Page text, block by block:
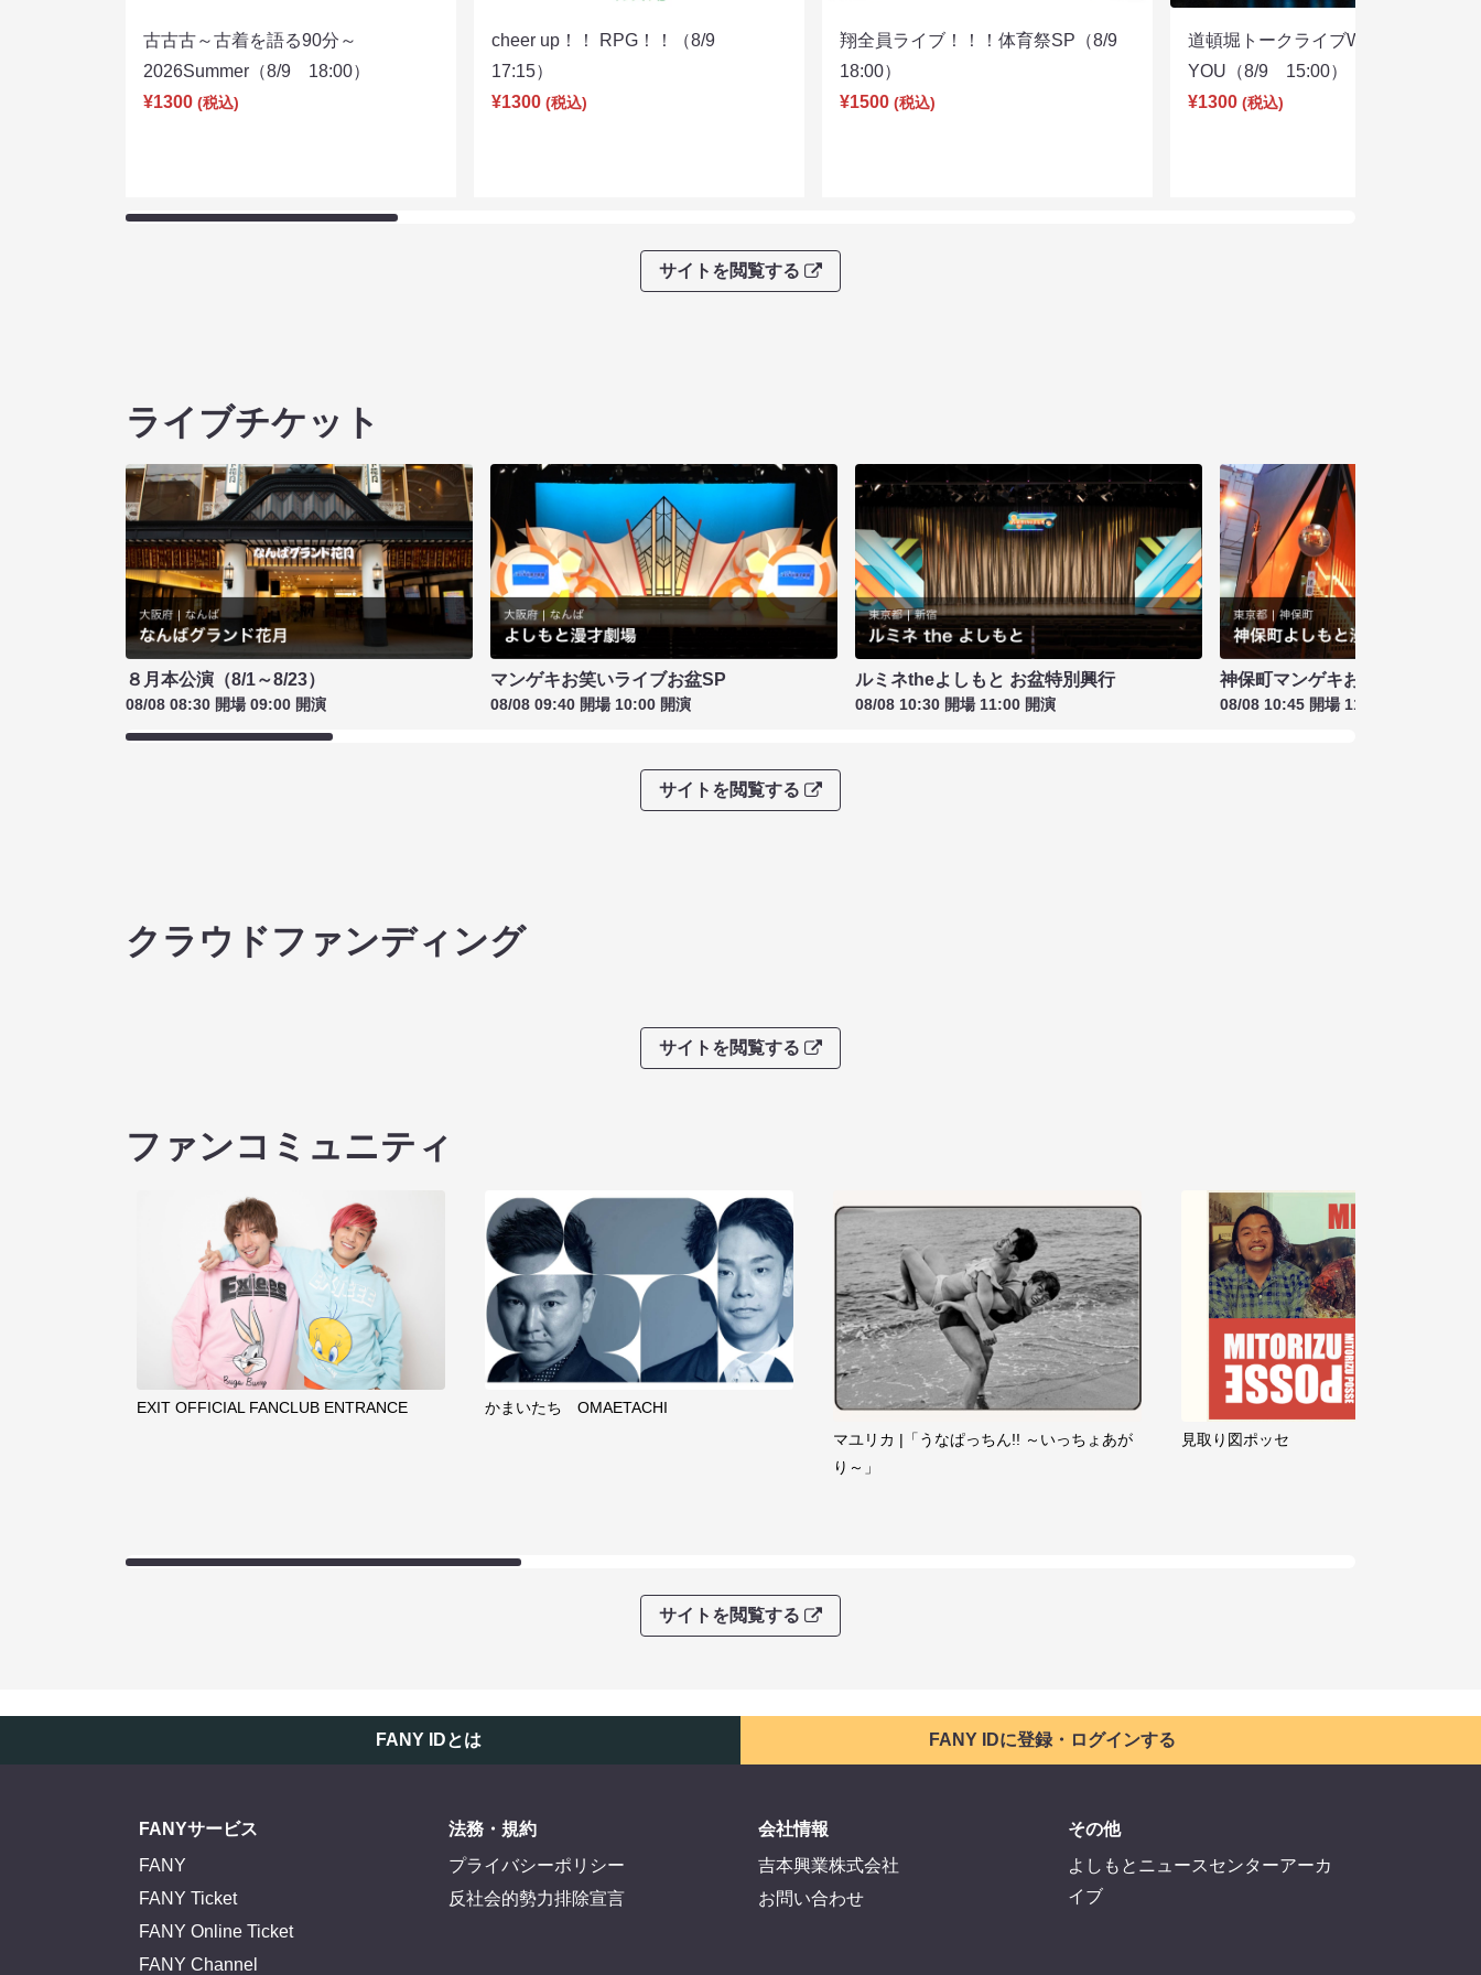
古古古～古着を語る90分～
2026Summer（8/9 18:00）
¥1300 (税込)
cheer up！！ RPG！！（8/9
17:15）
¥1300 (税込)
翔全員ライブ！！！体育祭SP（8/9
18:00）
¥1500 (税込)
道頓堀トークライブWITH
YOU（8/9 15:00）
¥1300 (税込)
サイトを閲覧する
ライブチケット
８月本公演（8/1～8/23）
08/08 08:30 開場 09:00 開演
マンゲキお笑いライブお盆SP
08/08 09:40 開場 10:00 開演
ルミネtheよしもと お盆特別興行
08/08 10:30 開場 11:00 開演
神保町マンゲキお笑いライブ お
08/08 10:45 開場 11:00 開演
サイトを閲覧する
クラウドファンディング
サイトを閲覧する
ファンコミュニティ
EXIT OFFICIAL FANCLUB ENTRANCE
かまいたち OMAETACHI
マユリカ |「うなぱっちん!! ～いっちょあが
り～」
見取り図ポッセ
サイトを閲覧する
FANY IDとは FANY IDに登録・ログインする
FANYサービス
FANY
FANY Ticket
FANY Online Ticket
FANY Channel
法務・規約
プライバシーポリシー
反社会的勢力排除宣言
会社情報
吉本興業株式会社
お問い合わせ
その他
よしもとニュースセンターアーカ
イブ